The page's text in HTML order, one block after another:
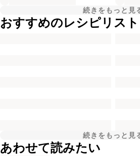
続きをもっと見
おすすめのレシピリスト
続きをもっと見
あわせて読みたい